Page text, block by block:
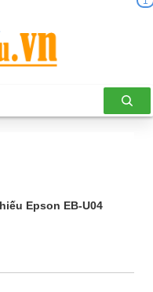
Epson EB-U04